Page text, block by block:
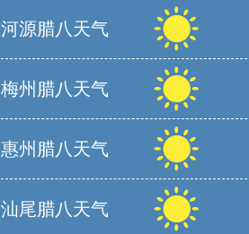
河源腊八天气
梅州腊八天气
惠州腊八天气
汕尾腊八天气